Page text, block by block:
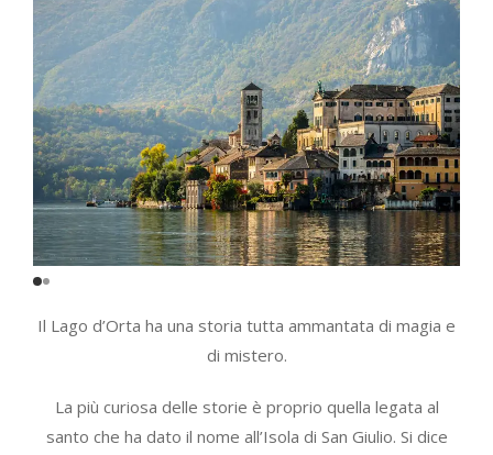
Il Lago d’Orta ha una storia tutta ammantata di magia e
di mistero.
La più curiosa delle storie è proprio quella legata al
santo che ha dato il nome all’Isola di San Giulio. Si dice